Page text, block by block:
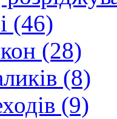
(46)
(28)
(8)
(9)